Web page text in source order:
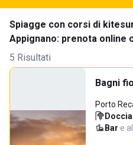
Spiagge con corsi di
Appignano: prenota online
5 Risultati
Bagni
Porto
Bar·e